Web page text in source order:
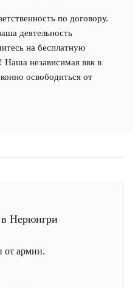
по договору.
деятельность
на бесплатную
Наша независимая ввк в
освободиться от
Нерюнгри
от армии.